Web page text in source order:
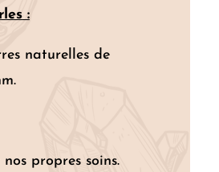
:
naturelles de
propres soins.